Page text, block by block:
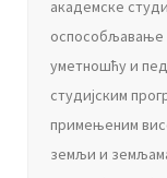
академске
уметношћу и
студијским
примењеним
земљи и